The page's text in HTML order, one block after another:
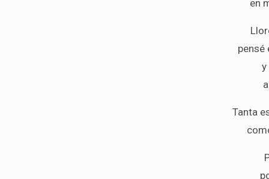
en
pensé
y
Tanta